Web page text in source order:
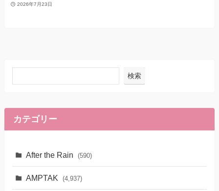
2026年7月23日
検索
カテゴリー
After the Rain (590)
AMPTAK (4,937)